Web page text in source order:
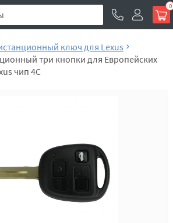
0
ключ для Lexus
три кнопки для Европейских
чип 4C